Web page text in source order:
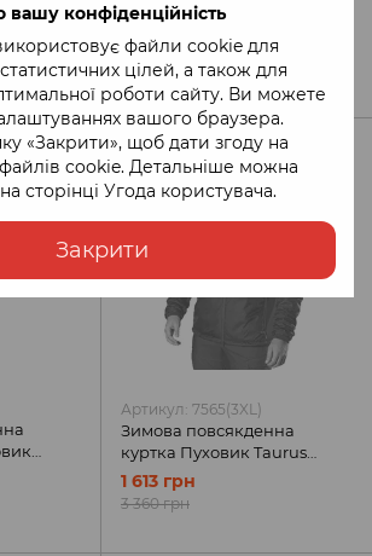
конфіденційність
файли cookie для
цілей, а також для
роботи сайту. Ви можете
вашого браузера.
«Закрити», щоб дати згоду на
cookie. Детальніше можна
сторінці Угода користувача.
Закрити
синя
Зимова повсякденна
куртка Storm Пуховик
чорна Camotec
4 520 грн
Артикул: 7565(3XL)
Зимова повсякденна
куртка Пуховик Taurus
чорна Camotec
1 613 грн
3 360 грн